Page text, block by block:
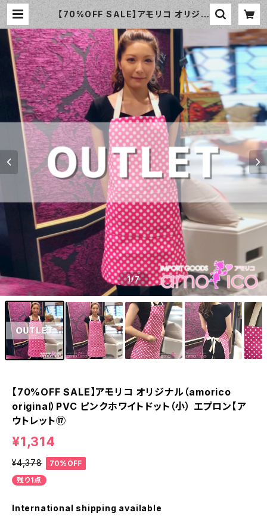
【70%OFF SALE】アモリコ オリジナ
ル（amorico original）PVC ピンク
ホワイトドット（小） エプロン【アウト
レット⑰ | おしゃれなエプロン通販の
amorico（アモリコ）☆インポートエ
プロン専門店
1/7
【70%OFF SALE】アモリコ オリジナル（amorico
original）PVC ピンクホワイトドット（小） エプロン【ア
ウトレット⑰
¥1,314
¥4,378
70%OFF
残り1点
International shipping available